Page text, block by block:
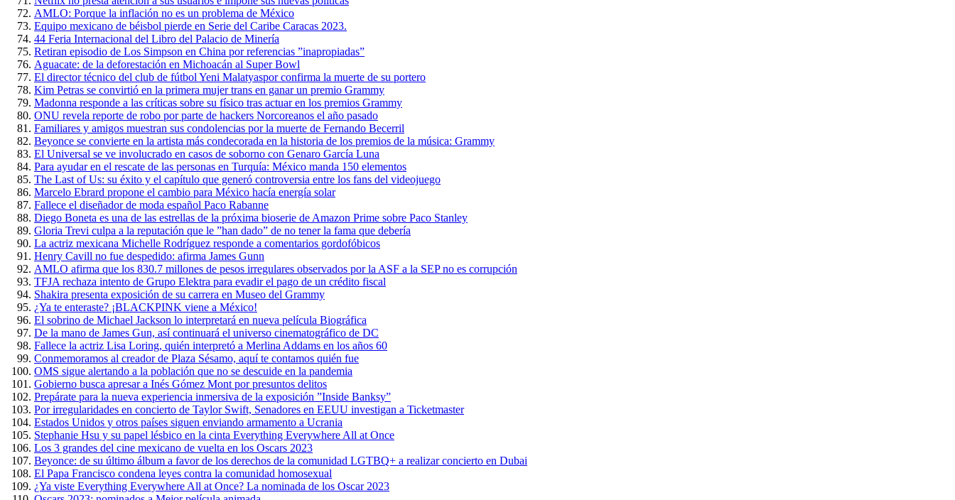
AMLO: Porque la inflación no es un problema de México
Equipo mexicano de béisbol pierde en Serie del Caribe Caracas 2023.
44 Feria Internacional del Libro del Palacio de Minería
Retiran episodio de Los Simpson en China por referencias ”inapropiadas”
Aguacate: de la deforestación en Michoacán al Super Bowl
El director técnico del club de fútbol Yeni Malatyaspor confirma la muerte de su portero
Kim Petras se convirtió en la primera mujer trans en ganar un premio Grammy
Madonna responde a las críticas sobre su físico tras actuar en los premios Grammy
ONU revela reporte de robo por parte de hackers Norcoreanos el año pasado
Familiares y amigos muestran sus condolencias por la muerte de Fernando Becerril
Beyonce se convierte en la artista más condecorada en la historia de los premios de la música: Grammy
El Universal se ve involucrado en casos de soborno con Genaro García Luna
Para ayudar en el rescate de las personas en Turquía: México manda 150 elementos
The Last of Us: su éxito y el capítulo que generó controversia entre los fans del videojuego
Marcelo Ebrard propone el cambio para México hacía energía solar
Fallece el diseñador de moda español Paco Rabanne
Diego Boneta es una de las estrellas de la próxima bioserie de Amazon Prime sobre Paco Stanley
Gloria Trevi culpa a la reputación que le ”han dado” de no tener la fama que debería
La actriz mexicana Michelle Rodríguez responde a comentarios gordofóbicos
Henry Cavill no fue despedido: afirma James Gunn
AMLO afirma que los 830.7 millones de pesos irregulares observados por la ASF a la SEP no es corrupción
TFJA rechaza intento de Grupo Elektra para evadir el pago de un crédito fiscal
Shakira presenta exposición de su carrera en Museo del Grammy
¿Ya te enteraste? ¡BLACKPINK viene a México!
El sobrino de Michael Jackson lo interpretará en nueva película Biográfica
De la mano de James Gun, así continuará el universo cinematográfico de DC
Fallece la actriz Lisa Loring, quién interpretó a Merlina Addams en los años 60
Conmemoramos al creador de Plaza Sésamo, aquí te contamos quién fue
OMS sigue alertando a la población que no se descuide en la pandemia
Gobierno busca apresar a Inés Gómez Mont por presuntos delitos
Prepárate para la nueva experiencia inmersiva de la exposición ”Inside Banksy”
Por irregularidades en concierto de Taylor Swift, Senadores en EEUU investigan a Ticketmaster
Estados Unidos y otros países siguen enviando armamento a Ucrania
Stephanie Hsu y su papel lésbico en la cinta Everything Everywhere All at Once
Los 3 grandes del cine mexicano de vuelta en los Oscars 2023
Beyonce: de su último álbum a favor de los derechos de la comunidad LGTBQ+ a realizar concierto en Dubai
El Papa Francisco condena leyes contra la comunidad homosexual
¿Ya viste Everything Everywhere All at Once? La nominada de los Oscar 2023